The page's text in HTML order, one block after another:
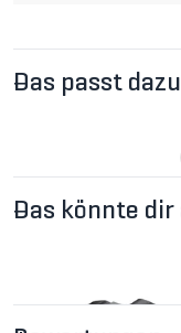
Das passt dazu
Das könnte